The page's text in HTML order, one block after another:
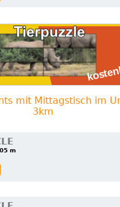
mit Mittagstisch im
3km
m